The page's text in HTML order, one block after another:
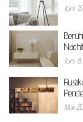
Juni
Juni
Mai